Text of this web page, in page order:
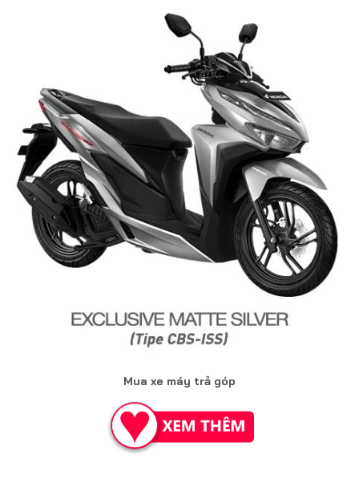
Mua xe máy trả góp